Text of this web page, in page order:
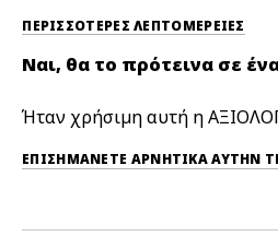
ΠΕΡΙΣΣΌΤΕΡΕΣ ΛΕΠΤΟΜΈΡΕΙΕΣ
Ναι, θα το πρότεινα σε
Ήταν χρήσιμη αυτή η
ΕΠΙΣΗΜΆΝΕΤΕ